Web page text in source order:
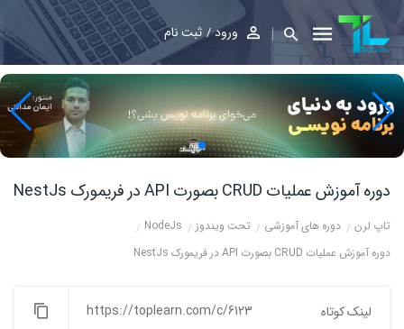
ورود ثبت نام
دوره آموزش عملیات CRUD بصورت API در فریمورک NestJs
تاپ لرن دوره های آموزشی تحت ویندوز
NodeJs
دوره آموزش عملیات CRUD بصورت API در فریمورک NestJs
لینک کوتاه https://toplearn.com/c/6123